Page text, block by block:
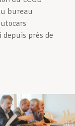
bureau
depuis près de